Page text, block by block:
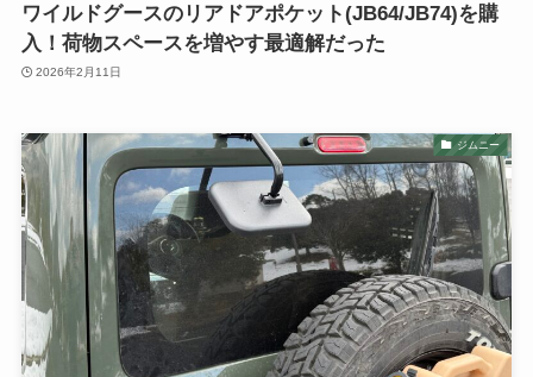
ワイルドグースのリアドアポケット(JB64/JB74)を購
入！荷物スペースを増やす最適解だった
2026年2月11日
ジムニー